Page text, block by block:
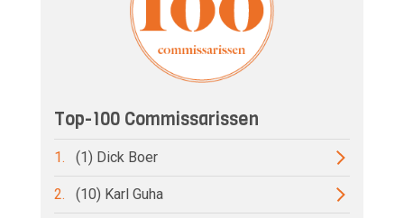
Top-100 Commissarissen
1. (1) Dick Boer
2. (10) Karl Guha